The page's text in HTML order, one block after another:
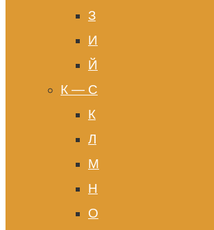
З
И
Й
К — С
К
Л
М
Н
О